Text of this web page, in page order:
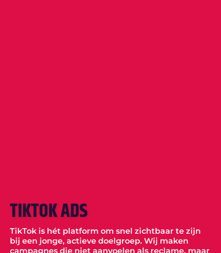
TIKTOK ADS
TikTok is hét platform om snel zichtbaar te zijn
bij een jonge, actieve doelgroep. Wij maken
campagnes die niet aanvoelen als reclame, maar